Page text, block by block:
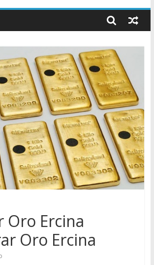
Oro Ercina
Oro Ercina